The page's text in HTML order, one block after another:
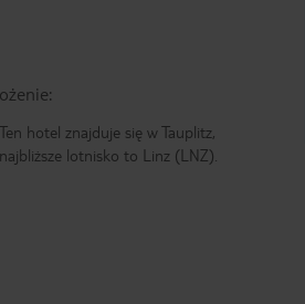
Ten hotel znajduje się w Tauplitz,
najbliższe lotnisko to Linz (LNZ).